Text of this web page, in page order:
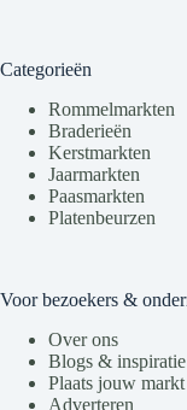
Categorieën
Rommelmarkten
Braderieën
Kerstmarkten
Jaarmarkten
Paasmarkten
Platenbeurzen
Voor bezoekers &
Over ons
Blogs & inspiratie
Plaats jouw markt
Adverteren